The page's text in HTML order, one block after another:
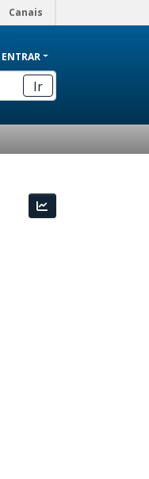
Canais
ENTRAR
Ir